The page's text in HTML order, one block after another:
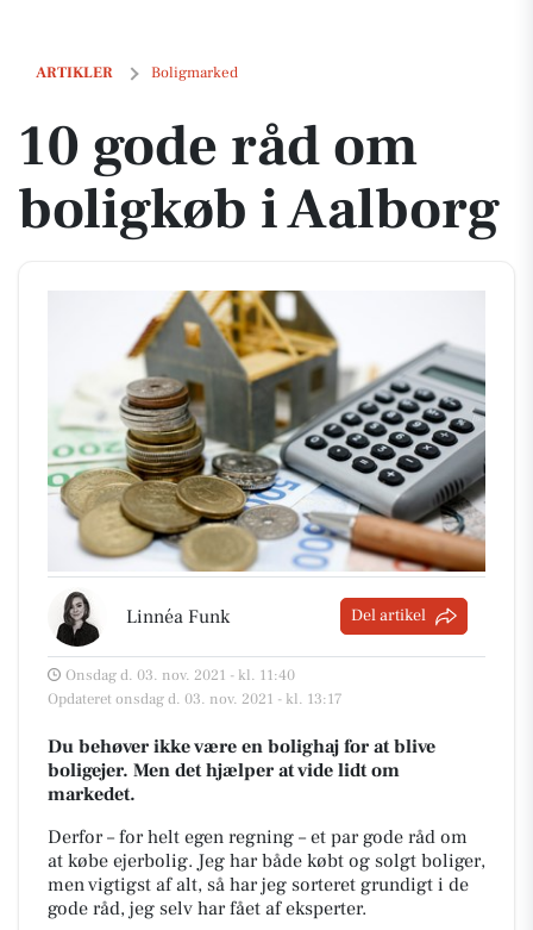
ARTIKLER Boligmarked
10 gode råd om boligkøb i Aalborg
10 gode råd om
boligkøb i Aalborg
Linnéa Funk Del artikel
Onsdag d. 03. nov. 2021 - kl. 11:40
Opdateret onsdag d. 03. nov. 2021 - kl. 13:17
Du behøver ikke være en bolighaj for at blive
boligejer. Men det hjælper at vide lidt om
markedet.
Derfor – for helt egen regning – et par gode råd om
at købe ejerbolig. Jeg har både købt og solgt boliger,
men vigtigst af alt, så har jeg sorteret grundigt i de
gode råd, jeg selv har fået af eksperter.